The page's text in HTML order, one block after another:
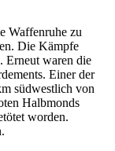
Waffenruhe zu
Die Kämpfe
Erneut waren die
Einer der
südwestlich von
Halbmonds
worden.